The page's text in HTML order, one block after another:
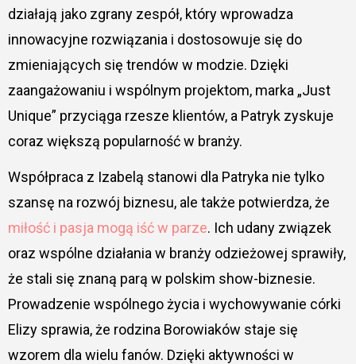
działają jako zgrany zespół, który wprowadza
innowacyjne rozwiązania i dostosowuje się do
zmieniających się trendów w modzie. Dzięki
zaangażowaniu i wspólnym projektom, marka „Just
Unique” przyciąga rzesze klientów, a Patryk zyskuje
coraz większą popularność w branży.
Współpraca z Izabelą stanowi dla Patryka nie tylko
szansę na rozwój biznesu, ale także potwierdza, że
miłość i pasja mogą iść w parze. Ich udany związek
oraz wspólne działania w branży odzieżowej sprawiły,
że stali się znaną parą w polskim show-biznesie.
Prowadzenie wspólnego życia i wychowywanie córki
Elizy sprawia, że rodzina Borowiaków staje się
wzorem dla wielu fanów. Dzięki aktywności w